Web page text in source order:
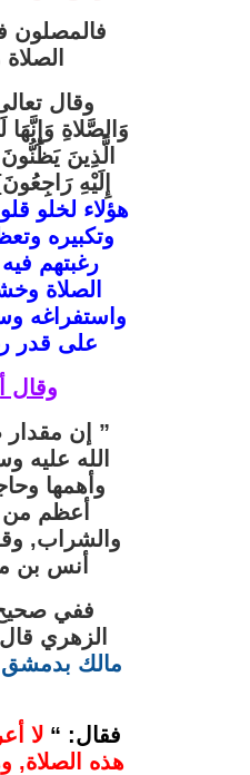
فالمصلون
وقال
وَالصَّلاةِ
الَّذِينَ
إِلَيْهِ
هؤلاء لخلو
وتكبيره
رغبتهم
الصلاة
واستفراغه
على قدر
وقال
” إن
الله عليه
وأهمها
أعظم من
والشراب,
أنس بن
ففي
الزهري
مالك بدمشق
فقال: “ لا
هذه الصلاة,